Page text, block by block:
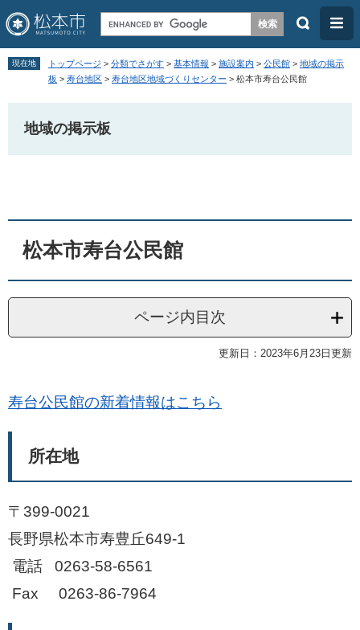
ペ
ジ
す
メ
ュ
し
文
検
メ
ニ
ュ
現在地 トップページ > 分類でさがす > 基本情報 > 施設案内 > 公民館 > 地域の掲示
板 > 寿台地区 > 寿台地区地域づくりセンター > 松本市寿台公民館
地域の掲示板
松本市寿台公民館
ページ内目次
更新日：2023年6月23日更新
寿台公民館の新着情報はこちら
所在地
〒399-0021
長野県松本市寿豊丘649-1
電話 0263-58-6561
Fax 0263-86-7964